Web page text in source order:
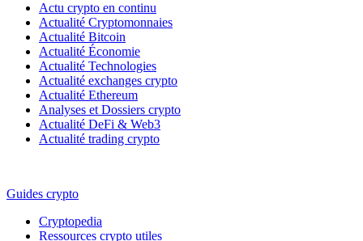
Actu crypto en continu
Actualité Cryptomonnaies
Actualité Bitcoin
Actualité Économie
Actualité Technologies
Actualité exchanges crypto
Actualité Ethereum
Analyses et Dossiers crypto
Actualité DeFi & Web3
Actualité trading crypto
Guides crypto
Cryptopedia
Ressources crypto utiles